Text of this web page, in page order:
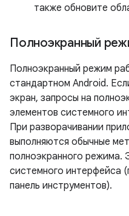
также обновите
Полноэкранный
Полноэкранный режим
стандартном Android.
экран, запросы на
элементов системного
При разворачивании
выполняются обычные
полноэкранного режима.
системного интерфейса
панель инструментов).